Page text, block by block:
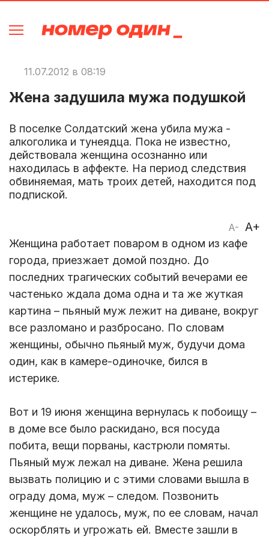
11.07.2012 в 08:19
Жена задушила мужа подушкой
В поселке Солдатский жена убила мужа -
алкоголика и тунеядца. Пока не известно,
действовала женщина осознанно или
находилась в аффекте. На период следствия
обвиняемая, мать троих детей, находится под
подпиской.
A- A+
Женщина работает поваром в одном из кафе
города, приезжает домой поздно. До
последних трагических событий вечерами ее
частенько ждала дома одна и та же жуткая
картина – пьяный муж лежит на диване, вокруг
все разломано и разбросано. По словам
женщины, обычно пьяный муж, будучи дома
один, как в камере-одиночке, бился в
истерике.
Вот и 19 июня женщина вернулась к побоищу –
в доме все было раскидано, вся посуда
побита, вещи порваны, кастрюли помяты.
Пьяный муж лежал на диване. Жена решила
вызвать полицию и с этими словами вышла в
ограду дома, муж – следом. Позвонить
женщине не удалось, муж, по ее словам, начал
оскорблять и угрожать ей. Вместе зашли в